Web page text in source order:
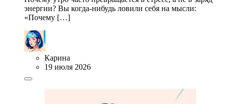
энергии? Вы когда-нибудь ловили себя на мысли:
«Почему […]
Карина
19 июля 2026